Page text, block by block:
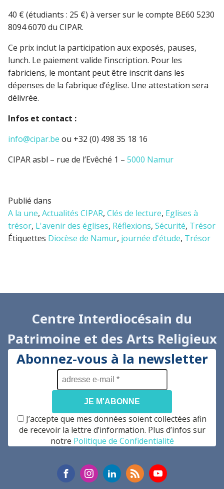
40 € (étudiants : 25 €) à verser sur le compte BE60 5230
8094 6070 du CIPAR.
Ce prix inclut la participation aux exposés, pauses,
lunch. Le paiement valide l’inscription. Pour les
fabriciens, le montant peut être inscrit dans les
dépenses de la fabrique d’église. Une attestation sera
délivrée.
Infos et contact :
info@cipar.be ou +32 (0) 498 35 18 16
CIPAR asbl – rue de l’Evêché 1 – 5000 Namur
Publié dans
A la une, Actualités CIPAR, Clés de lecture, Eglises à
trésor, L'avenir des églises, Réflexions, Sécurité, Trésor
Étiquettes Diocèse de Namur, journée d'étude, Trésor
Centre Interdiocésain du
Patrimoine et des Arts Religieux
Abonnez-vous à la newsletter
adresse
e-
mail
*
J’accepte que mes données soient collectées afin
de recevoir la lettre d’information. Plus d’infos sur
notre Politique de Confidentialité